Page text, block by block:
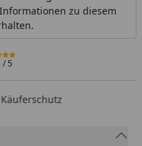
zu diesem
/ 5